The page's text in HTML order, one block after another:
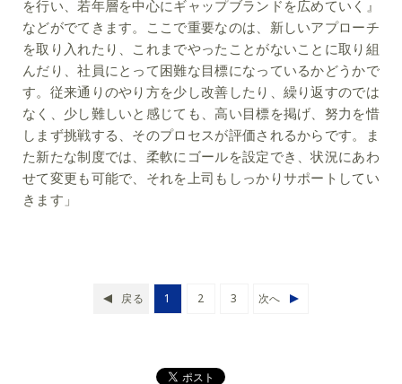
を行い、若年層を中心にギャップブランドを広めていく』
などがでてきます。ここで重要なのは、新しいアプローチ
を取り入れたり、これまでやったことがないことに取り組
んだり、社員にとって困難な目標になっているかどうかで
す。従来通りのやり方を少し改善したり、繰り返すのでは
なく、少し難しいと感じても、高い目標を掲げ、努力を惜
しまず挑戦する、そのプロセスが評価されるからです。ま
た新たな制度では、柔軟にゴールを設定でき、状況にあわ
せて変更も可能で、それを上司もしっかりサポートしてい
きます」
戻る 1 2 3 次へ